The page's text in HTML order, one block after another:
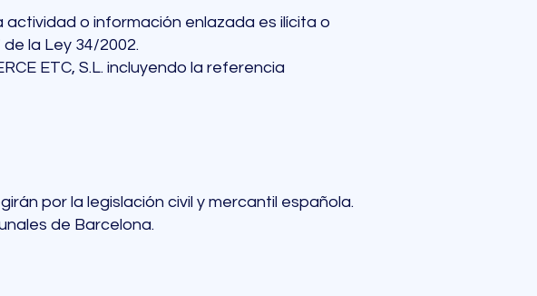
o información enlazada es ilícita o
la Ley 34/2002.
ETC, S.L. incluyendo la referencia
por la legislación civil y mercantil española.
de Barcelona.